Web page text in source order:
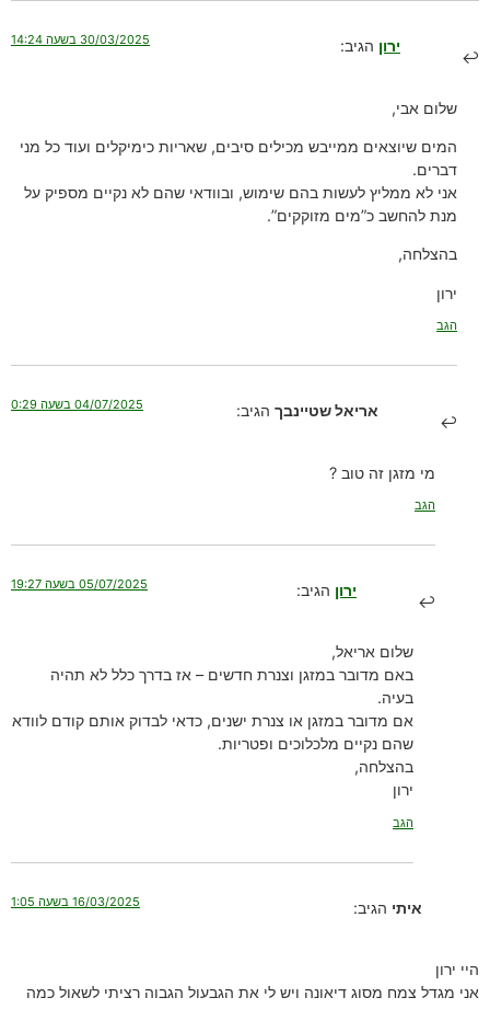
ירון הגיב: 30/03/2025 בשעה 14:24
שלום אבי,
המים שיוצאים ממייבש מכילים סיבים, שאריות כימיקלים ועוד כל מני
דברים.
אני לא ממליץ לעשות בהם שימוש, ובוודאי שהם לא נקיים מספיק על
מנת להחשב כ”מים מזוקקים”.
בהצלחה,
ירון
הגב
אריאל שטיינבך הגיב: 04/07/2025 בשעה 0:29
מי מזגן זה טוב ?
הגב
ירון הגיב: 05/07/2025 בשעה 19:27
שלום אריאל,
באם מדובר במזגן וצנרת חדשים – אז בדרך כלל לא תהיה
בעיה.
אם מדובר במזגן או צנרת ישנים, כדאי לבדוק אותם קודם לוודא
שהם נקיים מלכלוכים ופטריות.
בהצלחה,
ירון
הגב
איתי הגיב: 16/03/2025 בשעה 1:05
היי ירון
אני מגדל צמח מסוג דיאונה ויש לי את הגבעול הגבוה רציתי לשאול כמה